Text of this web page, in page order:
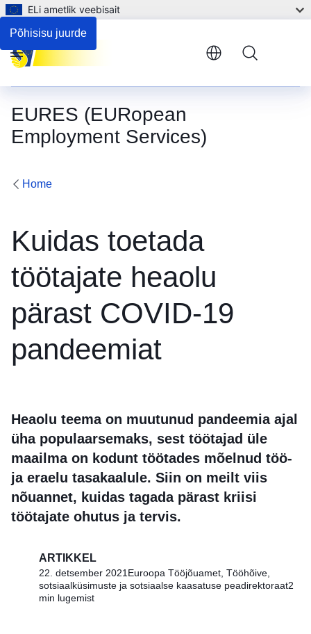
Põhisisu juurde
ELi ametlik veebisait
EURES (EURopean
Employment Services)
Menu
Home
Kuidas toetada
töötajate heaolu
pärast COVID-19
pandeemiat
Heaolu teema on muutunud pandeemia ajal
üha populaarsemaks, sest töötajad üle
maailma on kodunt töötades mõelnud töö-
ja eraelu tasakaalule. Siin on meilt viis
nõuannet, kuidas tagada pärast kriisi
töötajate ohutus ja tervis.
ARTIKKEL
22. detsember 2021Euroopa Tööjõuamet, Tööhõive,
sotsiaalküsimuste ja sotsiaalse kaasatuse peadirektoraat2
min lugemist